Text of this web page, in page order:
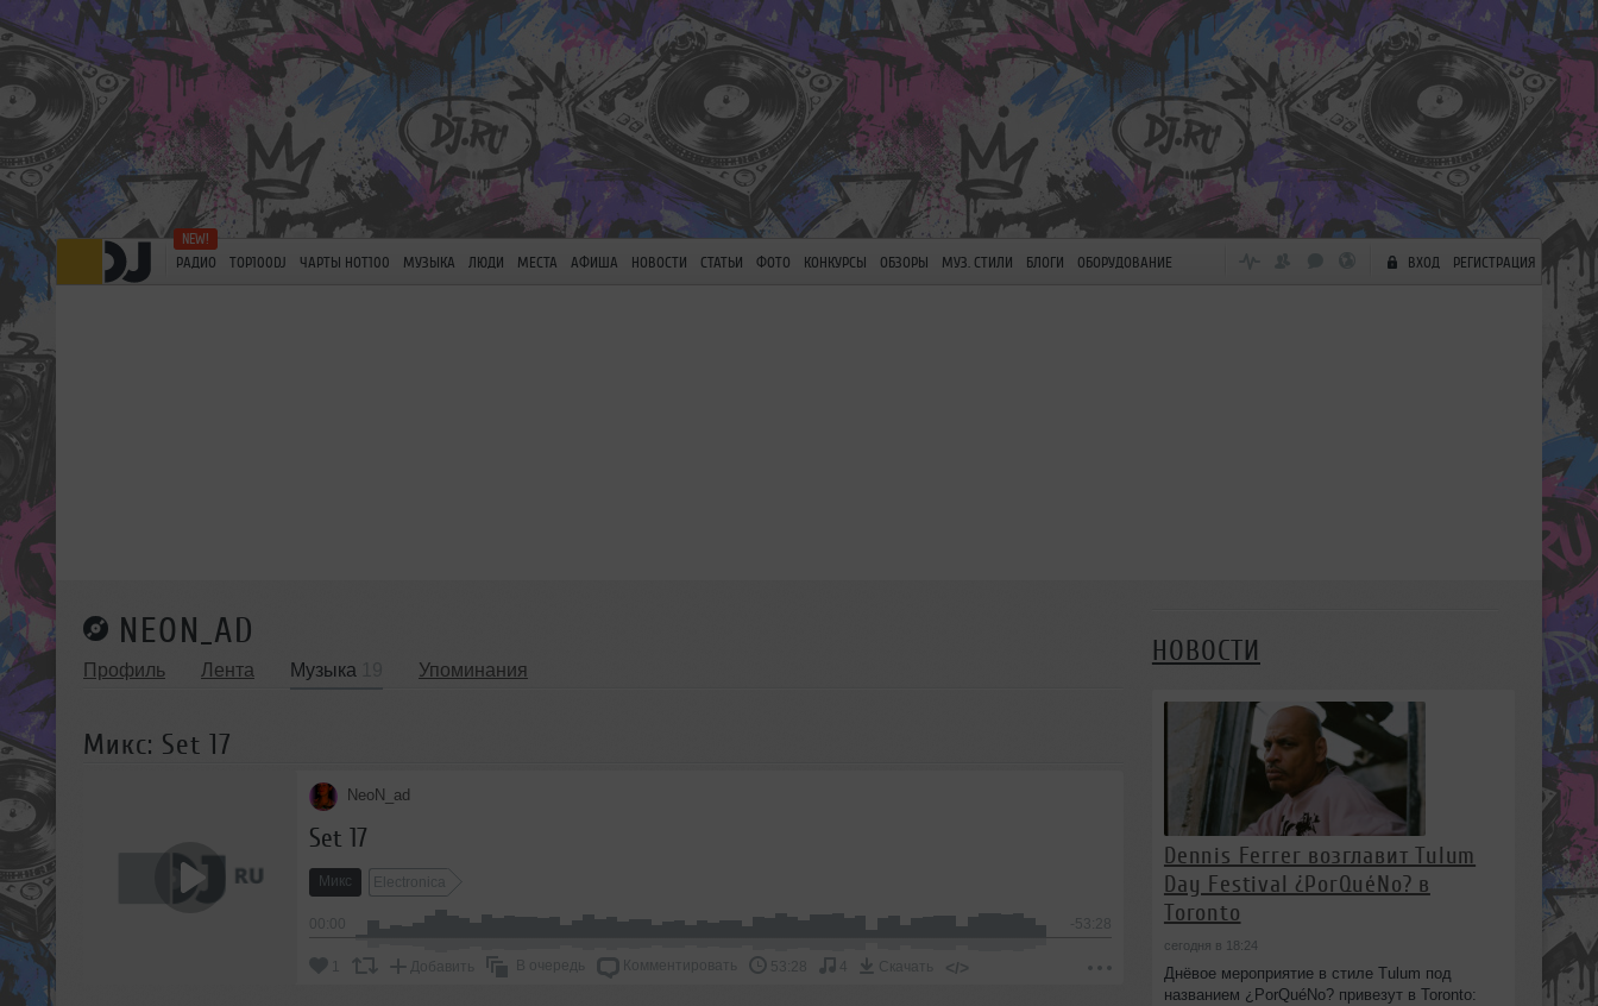
РАДИО TOP100DJ ЧАРТЫ HOT100 МУЗЫКА ЛЮДИ МЕСТА АФИША НОВОСТИ СТАТЬИ ФОТО КОНКУРСЫ ОБЗОРЫ МУЗ. СТИЛИ БЛОГИ ОБОРУДОВАНИЕ ВХОД РЕГИСТРАЦИЯ
NEON_AD
Профиль Лента Музыка Упоминания
Микс: Set 17
NeoN_ad
Set 17
Микс Electronica
-53:28
Добавить В очередь Комментировать 53:28 Скачать </>
НОВОСТИ
Dennis Ferrer возглавит Tulum
Day Festival ¿PorQuéNo? в
Toronto
сегодня в 18:24
Днёвое мероприятие в стиле Tulum под
названием ¿PorQuéNo? привезут в Toronto: